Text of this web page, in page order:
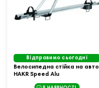
Відправимо сьогодні
Велосипедна стійка на авто
HAKR Speed Alu